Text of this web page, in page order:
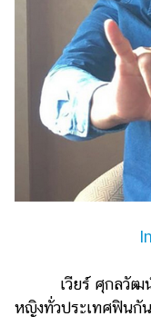
เวียร์ ศุกลวัฒน์ ยิ้
หญิงทั่วประเทศฟินกั